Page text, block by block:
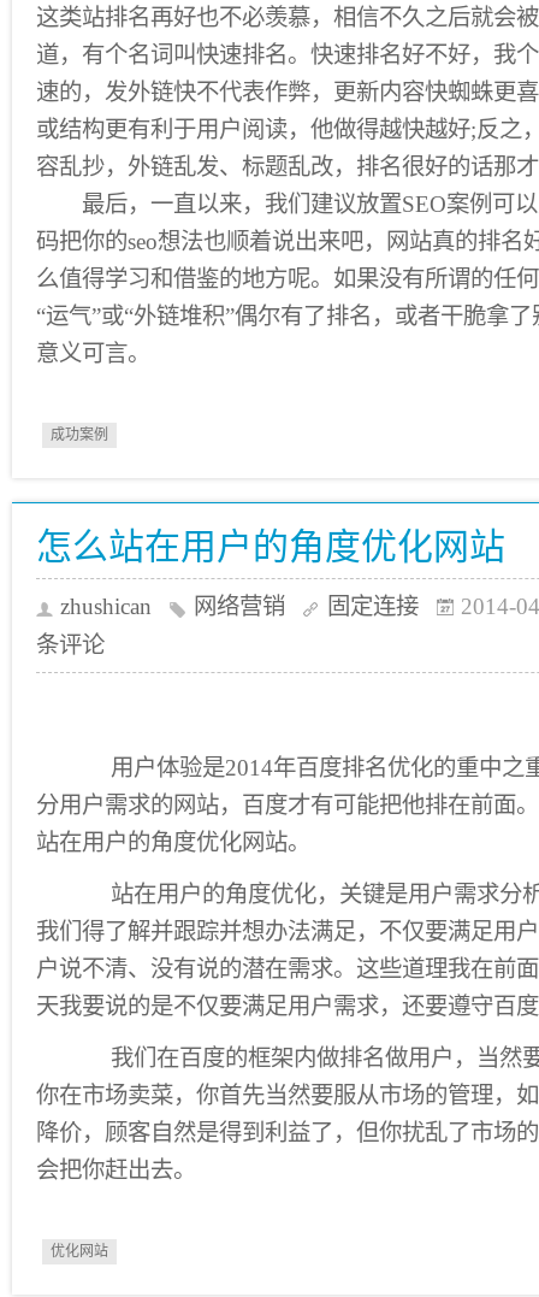
这类站排名再好也不必羡慕，相信不久之后就会
道，有个名词叫快速排名。快速排名好不好，我
速的，发外链快不代表作弊，更新内容快蜘蛛更
或结构更有利于用户阅读，他做得越快越好;反之
容乱抄，外链乱发、标题乱改，排名很好的话
最后，一直以来，我们建议放置SEO案例可以
码把你的seo想法也顺着说出来吧，网站真的排名
么值得学习和借鉴的地方呢。如果没有所谓的任
“运气”或“外链堆积”偶尔有了排名，或者干脆拿
意义可言。
成功案例
怎么站在用户的角度优化网站
zhushican 网络营销 固定连接
2014-
条评论
用户体验是2014年百度排名优化的重中之
分用户需求的网站，百度才有可能把他排在前面
站在用户的角度优化网站。
站在用户的角度优化，关键是用户需求分
我们得了解并跟踪并想办法满足，不仅要满足用
户说不清、没有说的潜在需求。这些道理我在前
天我要说的是不仅要满足用户需求，还要遵守百
我们在百度的框架内做排名做用户，当然
你在市场卖菜，你首先当然要服从市场的管理，
降价，顾客自然是得到利益了，但你扰乱了市场
会把你赶出去。
优化网站